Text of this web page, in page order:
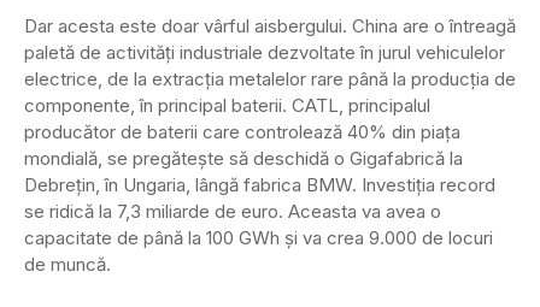
Dar acesta este doar vârful aisbergului. China are o întreagă
paletă de activități industriale dezvoltate în jurul vehiculelor
electrice, de la extracția metalelor rare până la producția de
componente, în principal baterii. CATL, principalul
producător de baterii care controlează 40% din piața
mondială, se pregătește să deschidă o Gigafabrică la
Debrețin, în Ungaria, lângă fabrica BMW. Investiția record
se ridică la 7,3 miliarde de euro. Aceasta va avea o
capacitate de până la 100 GWh și va crea 9.000 de locuri
de muncă.